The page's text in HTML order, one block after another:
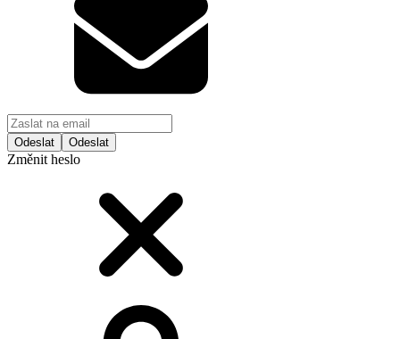
Odeslat
Změnit heslo